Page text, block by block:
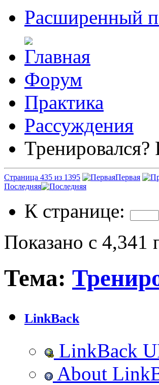
Расширенный
Форум
Практика
Рассуждения
Тренировался?
Страница 435 из 1395 Первая
Последняя
К странице:
Показано с 4,341
Тема:
LinkBack
LinkBack
About